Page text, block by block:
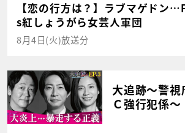
【恋の行方は？】ラブマゲドン
s紅しょうがら女芸人軍団
8月4日(火)放送分
大追跡～警視
Ｃ強行犯係